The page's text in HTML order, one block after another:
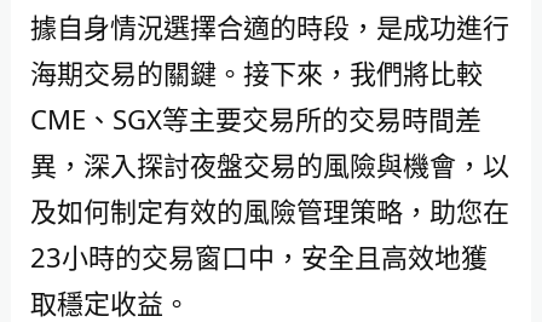
據自身情況選擇合適的時段，是成功進行
海期交易的關鍵。接下來，我們將比較
CME、SGX等主要交易所的交易時間差
異，深入探討夜盤交易的風險與機會，以
及如何制定有效的風險管理策略，助您在
23小時的交易窗口中，安全且高效地獲
取穩定收益。